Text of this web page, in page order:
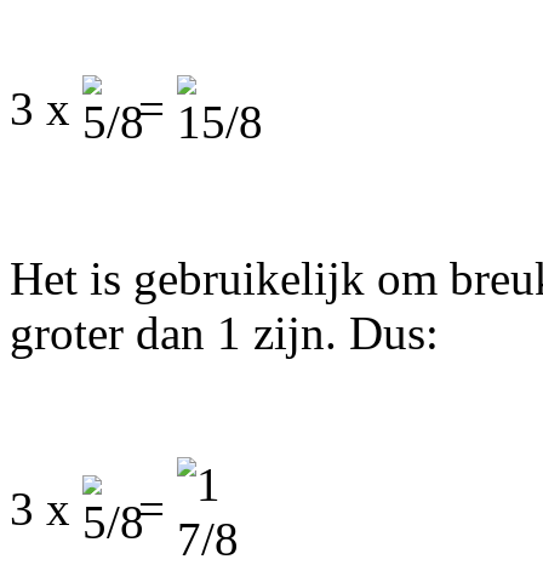
3 x =
Het is gebruikelijk om
groter dan 1 zijn. Dus:
3 x =